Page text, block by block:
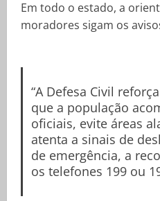
Em todo o estado, a
moradores sigam os
“A Defesa Civil
que a população
oficiais, evite áreas
atenta a sinais de
de emergência, a
os telefones 199 ou